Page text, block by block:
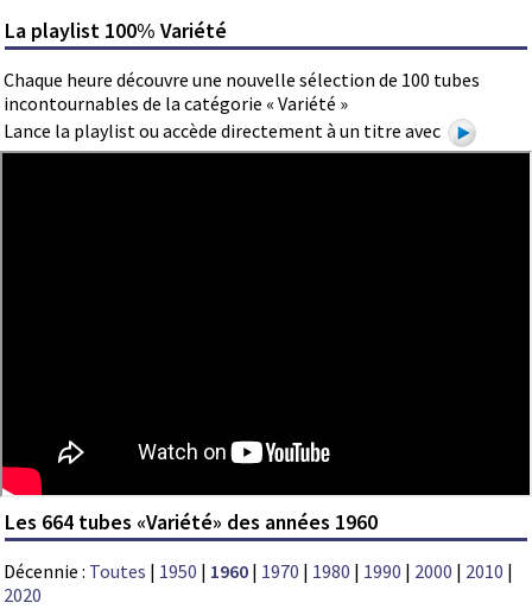
La playlist 100% Variété
Chaque heure découvre une nouvelle sélection de 100 tubes
incontournables de la catégorie « Variété »
Lance la playlist ou accède directement à un titre avec
Les 664 tubes «Variété» des années 1960
Décennie : Toutes | 1950 | 1960 | 1970 | 1980 | 1990 | 2000 | 2010 |
2020